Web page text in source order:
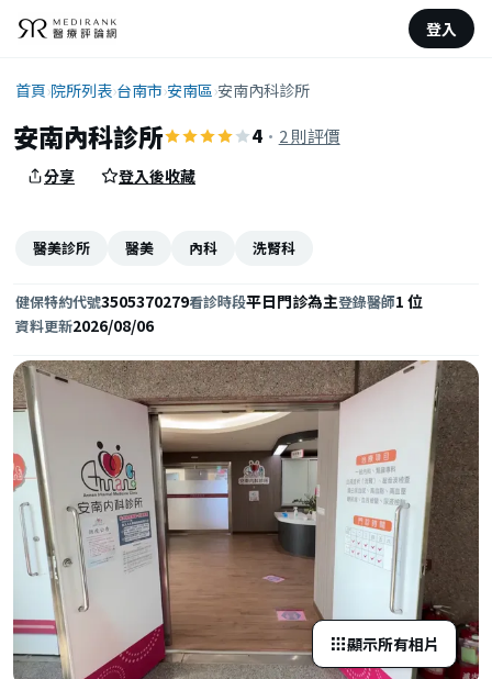
登入
首頁›院所列表›台南市›安南區›安南內科診所
安南內科診所 4· 2 則評價
分享 登入後收藏
醫美診所 醫美 內科 洗腎科
健保特約代號3505370279看診時段平日門診為主登錄醫師1 位
資料更新2026/08/06
顯示所有相片